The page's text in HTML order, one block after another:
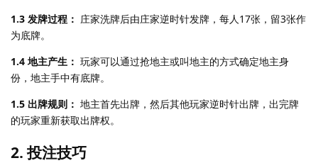
1.3 发牌过程： 庄家洗牌后由庄家逆时针发牌，每人17张，留3张作
为底牌。
1.4 地主产生： 玩家可以通过抢地主或叫地主的方式确定地主身
份，地主手中有底牌。
1.5 出牌规则： 地主首先出牌，然后其他玩家逆时针出牌，出完牌
的玩家重新获取出牌权。
2.投注技巧